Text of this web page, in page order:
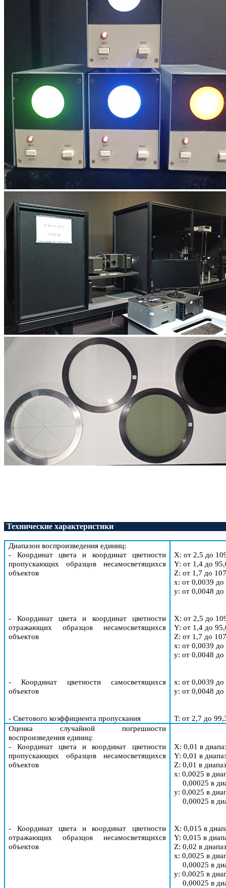
Технические характеристики
Диапазонвоспроизведения единиц:
- Координат цветаи координат цветности
пропускающих образцов несамосветящихся
объектов
- Координат цвета и координат цветности
отражающих образцов несамосветящихся
объектов
-Координат цветности самосветящихся
объектов
-Светового коэффициента пропускания
X: от 2,5 до
Y: от 1,4 до
Z: от 1,7 до
x: от 0,0039 до
y: от 0,0048
X: от 2,5 до
Y: от 1,4 до
Z: от 1,7 до
x: от 0,0039 до
y: от 0,0048
x: от 0,0039 до
y: от 0,0048
T: от 2,7 до
Оценка случайной погрешности
воспроизведения единиц:
- Координат цвета и координат цветности
пропускающих образцов несамосветящихся
объектов
- Координат цвета и координат цветности
отражающих образцов несамосветящихся
объектов
X: 0,01 в
Y: 0,01 в
Z: 0,01 в
x: 0,0025 в
0,00025 в
y: 0,0025 в
0,00025 в
X: 0,015 в
Y: 0,015 в
Z: 0,02 в
x: 0,0025 в
0,00025 в
y: 0,0025 в
0,00025 в